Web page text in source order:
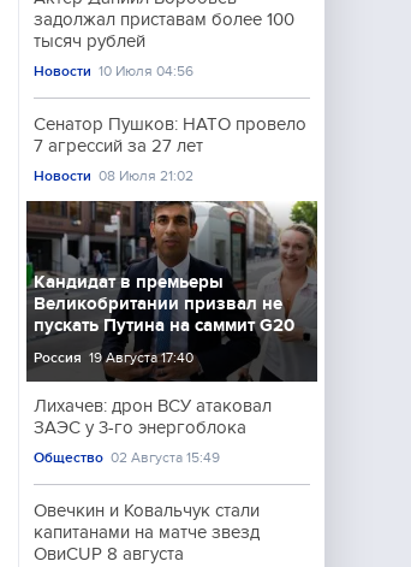
задолжал приставам более 100
тысяч рублей
Новости 10 Июля 04:56
Сенатор Пушков: НАТО провело
7 агрессий за 27 лет
Новости 08 Июля 21:02
Кандидат в премьеры
Великобритании призвал не
пускать Путина на саммит G20
Россия 19 Августа 17:40
Лихачев: дрон ВСУ атаковал
ЗАЭС у 3-го энергоблока
Общество 02 Августа 15:49
Овечкин и Ковальчук стали
капитанами на матче звезд
ОвиCUP 8 августа